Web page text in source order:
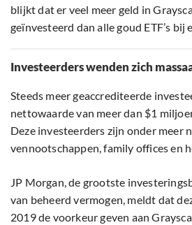
blijkt dat er veel meer geld in
geïnvesteerd dan alle goud ETF’s bij
Investeerders wenden zich
Steeds meer geaccrediteerde
nettowaarde van meer dan $1
Deze investeerders zijn onder meer
vennootschappen, family offices en
JP Morgan, de grootste
van beheerd vermogen, meldt dat
2019 de voorkeur geven aan